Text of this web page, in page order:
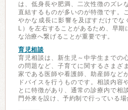
は、低身長や肥満、二次性徴のズレ
直結するものが多いのが特徴です。
やかな成長に影響を及ぼすだけでな
L）を左右することがあるため、早期
な治療へ繋げることが重要です。
育児相談
育児相談は、新生児～中学生までの
の問題など、子育てに関するさまざ
家である医師や看護師、助産師など
ドバイスを行うものです。相談内容
とに特徴があり、通常の診療内で相
門外来を設け、予約制で行っている場